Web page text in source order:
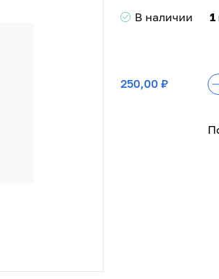
В наличии
1
250,00 ₽